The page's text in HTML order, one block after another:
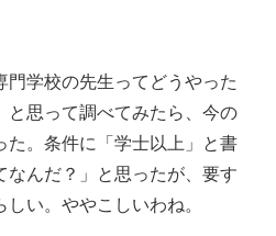
門学校の先生ってどうやった
と思って調べてみたら、今の
た。条件に「学士以上」と書
なんだ？」と思ったが、要す
い。ややこしいわね。